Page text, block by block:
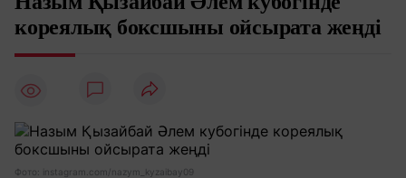
кореялық боксшыны ойсырата жеңді
Фото: instagram.com/nazym_kyzaibay09